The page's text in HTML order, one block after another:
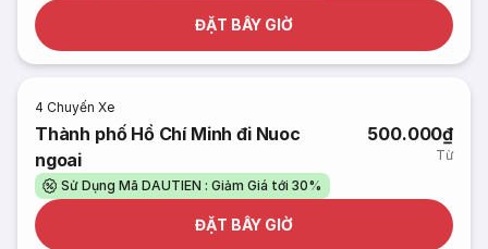
ĐẶT BÂY GIỜ
4 Chuyến Xe
Thành phố Hồ Chí Minh đi Nuoc
ngoai
500.000₫
Từ
Sử Dụng Mã DAUTIEN : Giảm Giá tới 30%
ĐẶT BÂY GIỜ